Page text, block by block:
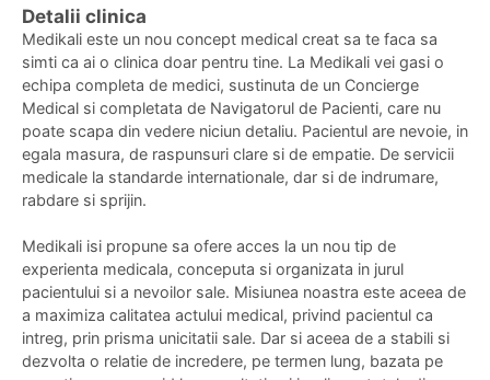
Detalii clinica
Medikali este un nou concept medical creat sa te faca sa
simti ca ai o clinica doar pentru tine. La Medikali vei gasi o
echipa completa de medici, sustinuta de un Concierge
Medical si completata de Navigatorul de Pacienti, care nu
poate scapa din vedere niciun detaliu. Pacientul are nevoie, in
egala masura, de raspunsuri clare si de empatie. De servicii
medicale la standarde internationale, dar si de indrumare,
rabdare si sprijin.
Medikali isi propune sa ofere acces la un nou tip de
experienta medicala, conceputa si organizata in jurul
pacientului si a nevoilor sale. Misiunea noastra este aceea de
a maximiza calitatea actului medical, privind pacientul ca
intreg, prin prisma unicitatii sale. Dar si aceea de a stabili si
dezvolta o relatie de incredere, pe termen lung, bazata pe